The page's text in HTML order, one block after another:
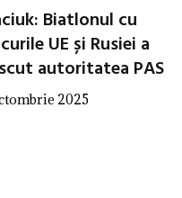
Biatlonul cu
UE și Rusiei a
autoritatea PAS
2025